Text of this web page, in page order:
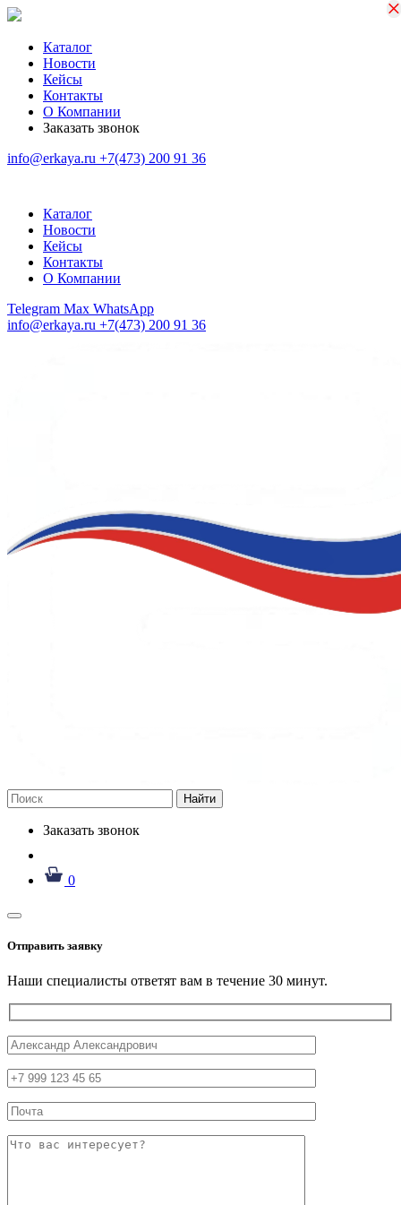
Каталог
Новости
Кейсы
Контакты
О Компании
Заказать звонок
info@erkaya.ru +7(473) 200 91 36
Каталог
Новости
Кейсы
Контакты
О Компании
Telegram Max WhatsApp
info@erkaya.ru +7(473) 200 91 36
Найти
Заказать звонок
0
Отправить заявку
Наши специалисты ответят вам в течение 30 минут.
×
×